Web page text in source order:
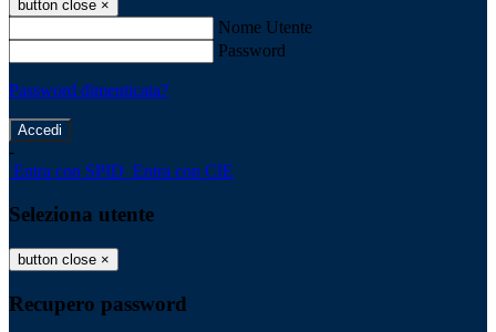
button close ×
Nome Utente
Password
Password dimenticata?
-
Entra con SPID Entra con CIE
Seleziona utente
button close ×
Recupero password